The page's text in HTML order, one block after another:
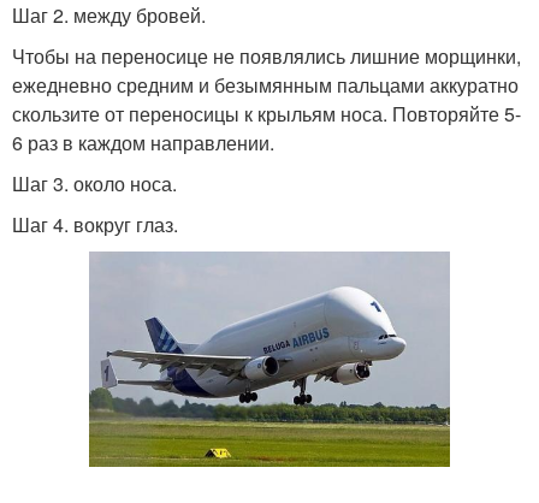
Шаг 2. между бровей.
Чтобы на переносице не появлялись лишние морщинки,
ежедневно средним и безымянным пальцами аккуратно
скользите от переносицы к крыльям носа. Повторяйте 5-
6 раз в каждом направлении.
Шаг 3. около носа.
Шаг 4. вокруг глаз.